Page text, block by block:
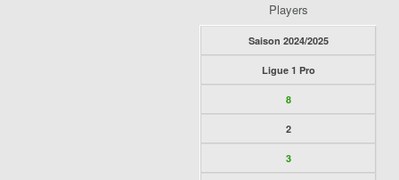
Players
Saison 2024/2025
Ligue 1 Pro
8
2
3